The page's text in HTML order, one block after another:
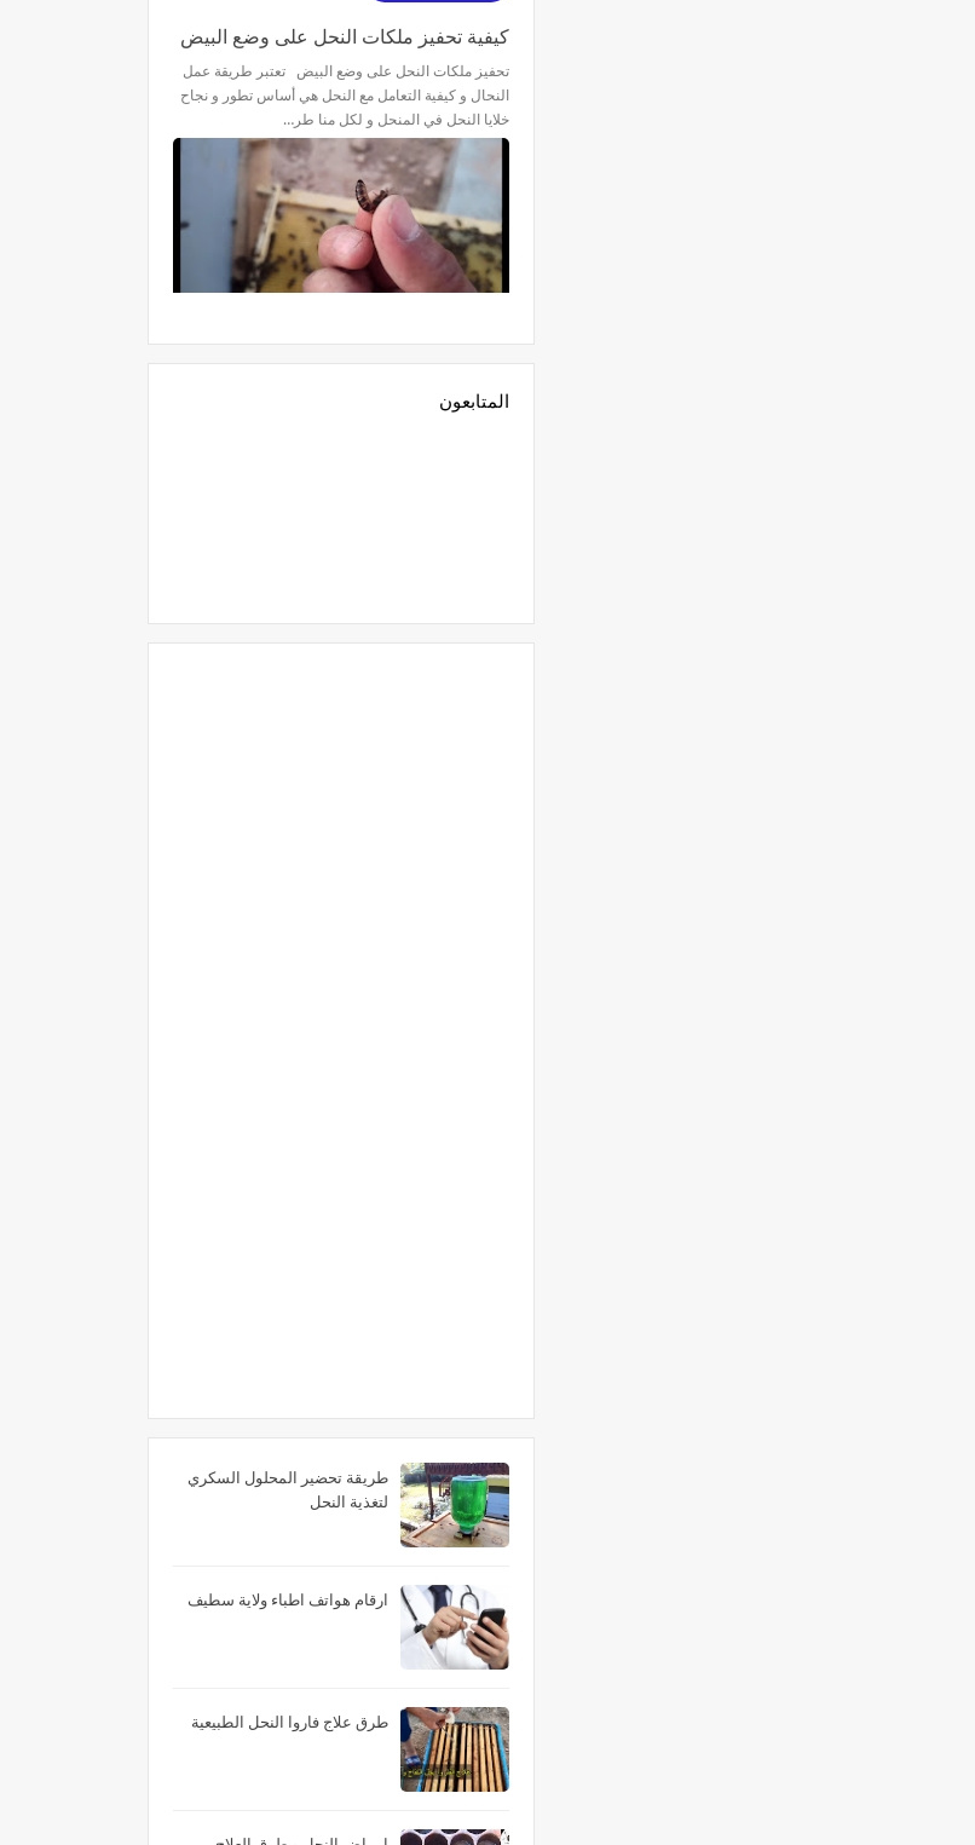
كيفية تحفيز ملكات النحل على وضع البيض
تحفيز ملكات النحل على وضع البيض تعتبر طريقة عمل
النحال و كيفية التعامل مع النحل هي أساس تطور و نجاح
خلايا النحل في المنحل و لكل منا طر…
المتابعون
طريقة تحضير المحلول السكري
لتغذية النحل
ارقام هواتف اطباء ولاية سطيف
طرق علاج فاروا النحل الطبيعية